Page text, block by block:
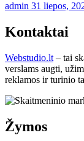
admin 31 liepos,
Kontaktai
Webstudio.lt – tai
verslams augti,
reklamos ir turinio
Žymos